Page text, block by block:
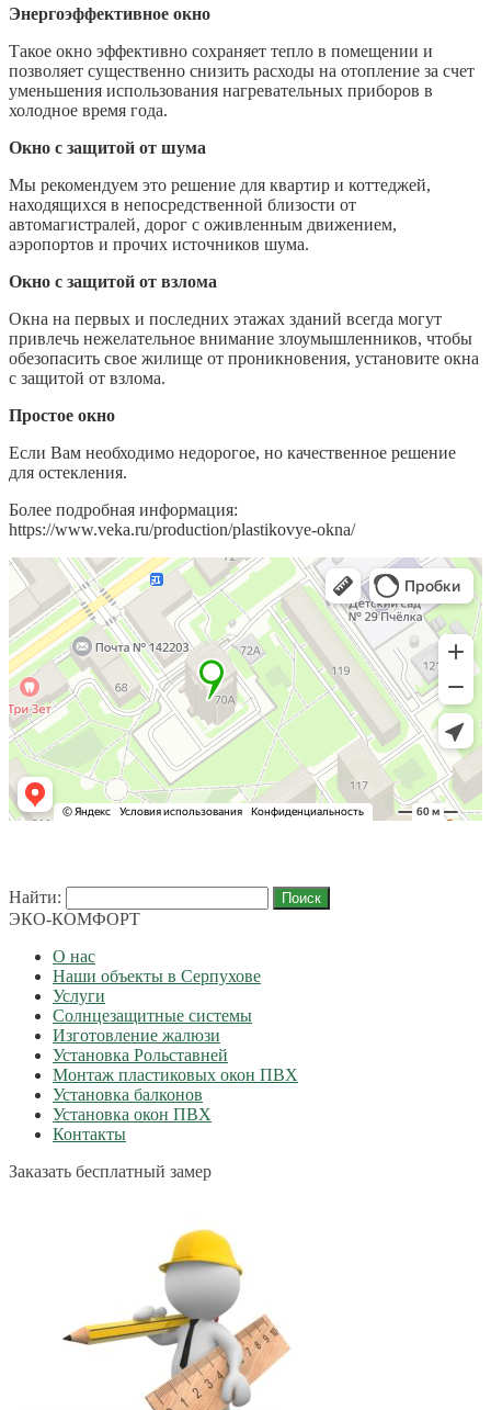
Энергоэффективное окно
Такое окно эффективно сохраняет тепло в помещении и
позволяет существенно снизить расходы на отопление за счет
уменьшения использования нагревательных приборов в
холодное время года.
Окно с защитой от шума
Мы рекомендуем это решение для квартир и коттеджей,
находящихся в непосредственной близости от
автомагистралей, дорог с оживленным движением,
аэропортов и прочих источников шума.
Окно с защитой от взлома
Окна на первых и последних этажах зданий всегда могут
привлечь нежелательное внимание злоумышленников, чтобы
обезопасить свое жилище от проникновения, установите окна
с защитой от взлома.
Простое окно
Если Вам необходимо недорогое, но качественное решение
для остекления.
Более подробная информация:
https://www.veka.ru/production/plastikovye-okna/
Найти:
ЭКО-КОМФОРТ
О нас
Наши объекты в Серпухове
Услуги
Солнцезащитные системы
Изготовление жалюзи
Установка Рольставней
Монтаж пластиковых окон ПВХ
Установка балконов
Установка окон ПВХ
Контакты
Заказать бесплатный замер